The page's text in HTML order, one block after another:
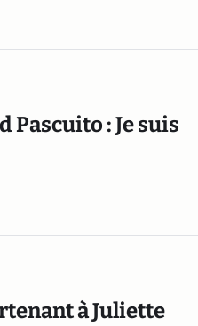
Pascuito : Je suis
à Juliette